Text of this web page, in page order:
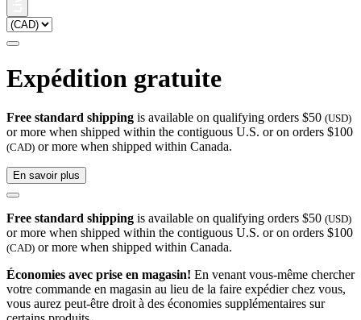
Expédition gratuite
Free standard shipping is available on qualifying orders $50 (USD)
or more when shipped within the contiguous U.S. or on orders $100
(CAD) or more when shipped within Canada.
En savoir plus
Free standard shipping is available on qualifying orders $50 (USD)
or more when shipped within the contiguous U.S. or on orders $100
(CAD) or more when shipped within Canada.
Économies avec prise en magasin! En venant vous-même chercher
votre commande en magasin au lieu de la faire expédier chez vous,
vous aurez peut-être droit à des économies supplémentaires sur